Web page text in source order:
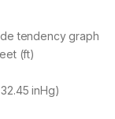
tendency graph
(ft)
inHg)